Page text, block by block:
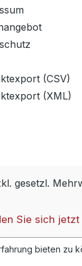
(CSV)
(XML)
gesetzl.
Sie sich
bieten zu